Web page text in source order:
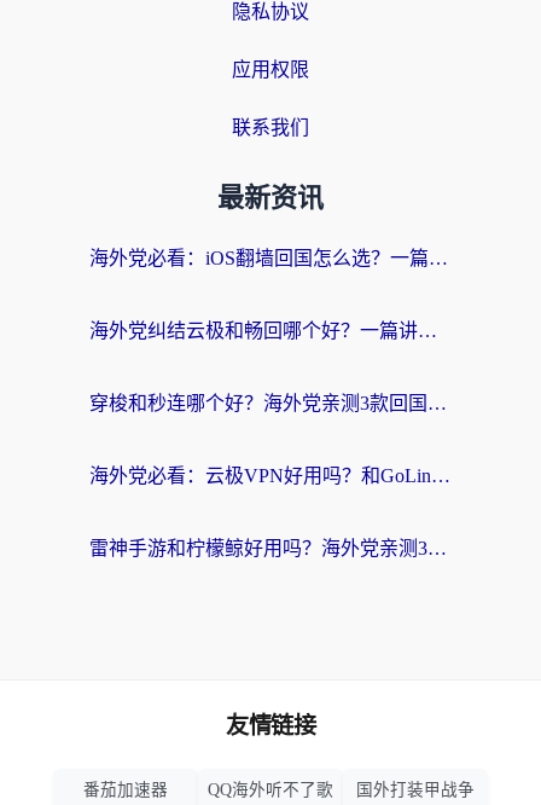
隐私协议
应用权限
联系我们
最新资讯
海外党必看：iOS翻墙回国怎么选？一篇搞定无缝访问国内资源
海外党纠结云极和畅回哪个好？一篇讲透回国加速器怎么选（附避坑指南）
穿梭和秒连哪个好？海外党亲测3款回国加速器，教你在国外正常浏览国内网站
海外党必看：云极VPN好用吗？和GoLinkVPN对比哪个回国效果更好？附真实体验指南
雷神手游和柠檬鲸好用吗？海外党亲测3款回国加速器，教你避开破解VPN坑
友情链接
番茄加速器 QQ海外听不了歌 国外打装甲战争